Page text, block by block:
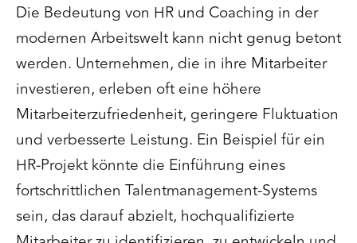
Die Bedeutung von HR und Coaching in der
modernen Arbeitswelt kann nicht genug betont
werden. Unternehmen, die in ihre Mitarbeiter
investieren, erleben oft eine höhere
Mitarbeiterzufriedenheit, geringere Fluktuation
und verbesserte Leistung. Ein Beispiel für ein
HR-Projekt könnte die Einführung eines
fortschrittlichen Talentmanagement-Systems
sein, das darauf abzielt, hochqualifizierte